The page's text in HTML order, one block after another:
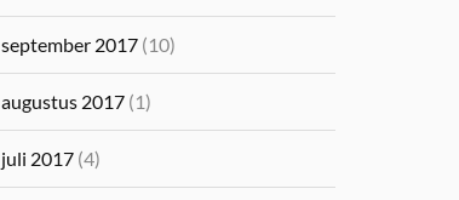
september 2017 (10)
augustus 2017 (1)
juli 2017 (4)